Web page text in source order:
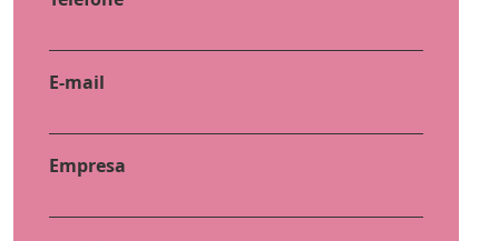
E-mail
Empresa